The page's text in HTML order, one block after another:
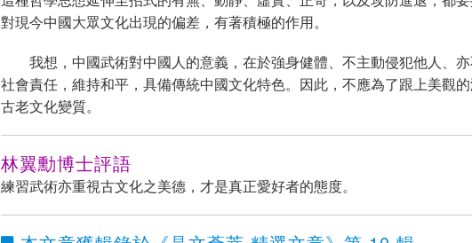
對現今中國大眾文化出現的偏差，有著積極的作用。
我想，中國武術對中國人的意義，在於強身健體、不主動侵犯他人、
社會責任，維持和平，具備傳統中國文化特色。因此，不應為了跟上美觀
古老文化變質。
林翼勳博士評語
練習武術亦重視古文化之美德，才是真正愛好者的態度。